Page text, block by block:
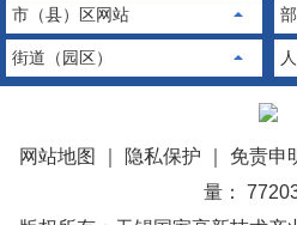
市（县）区网站
街道（园区）
网站地图 隐私保护 免责申
量：